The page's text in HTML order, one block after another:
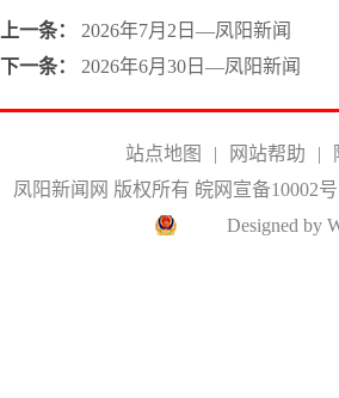
上一条：
2026年7月2日—凤阳新闻
下一条：
2026年6月30日—凤阳新闻
站点地图 | 网站帮助 |
凤阳新闻网 版权所有 皖网宣备10002号
Designed by